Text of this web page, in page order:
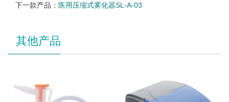
下一款产品： 医用压缩式雾化器SL-A-03
其他产品